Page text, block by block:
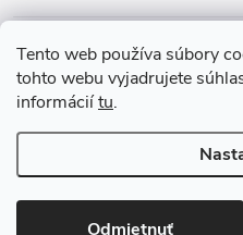
Tento web používa súbory
tohto webu vyjadrujete
informáciítu.
Odmietnuť
Prijímame online platby
Copyright 2026Indarčeky.sk.